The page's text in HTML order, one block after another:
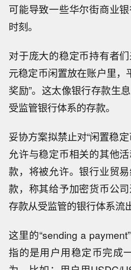
可能导致一些华尔街商业
时刻。
对于庞大的稳定币持有者
元稳定币闲置放在账户里，
奖励”。这太像银行存款生
受监管银行体系的存款。
妥协方案拟禁止对“闲置稳
允许与稳定币相关的其他
款，将被允许。银行业贸
款，称其给予加密货币公
存款从受监管的银行体系流
这里的“sending a
指的是用户用稳定币完成